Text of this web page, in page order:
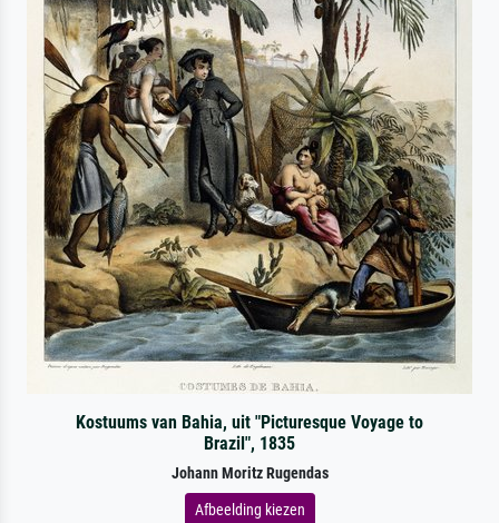
Kostuums van Bahia, uit "Picturesque Voyage to
Brazil", 1835
Johann Moritz Rugendas
Afbeelding kiezen